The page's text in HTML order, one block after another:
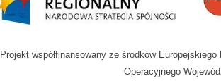
Projekt współfinansowany ze środków
Operacyjnego